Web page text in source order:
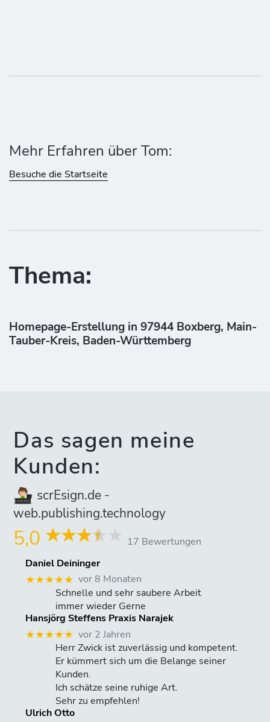
Mehr Erfahren über Tom:
Besuche die Startseite
Thema:
Homepage-Erstellung in 97944 Boxberg, Main-
Tauber-Kreis, Baden-Württemberg
Das sagen meine
Kunden:
scrEsign.de -
web.publishing.technology
5,0
17 Bewertungen
Daniel Deininger
★★★★★ vor 8 Monaten
Schnelle und sehr saubere Arbeit
immer wieder Gerne
Hansjörg Steffens Praxis Narajek
★★★★★ vor 2 Jahren
Herr Zwick ist zuverlässig und kompetent.
Er kümmert sich um die Belange seiner
Kunden.
Ich schätze seine ruhige Art.
Sehr zu empfehlen!
Ulrich Otto